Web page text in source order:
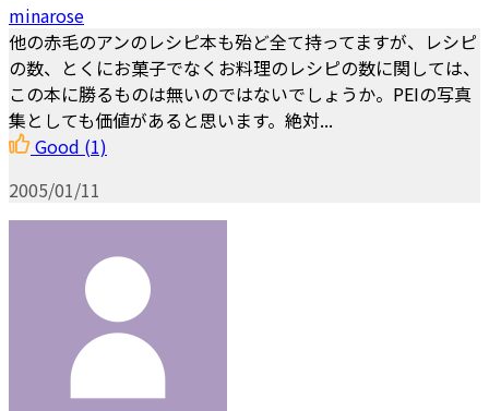
minarose
他の赤毛のアンのレシピ本も殆ど全て持ってますが、レシピ
の数、とくにお菓子でなくお料理のレシピの数に関しては、
この本に勝るものは無いのではないでしょうか。PEIの写真
集としても価値があると思います。絶対...
Good (1)
2005/01/11